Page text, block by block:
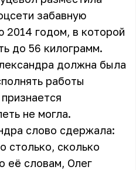
забавную
2014 годом, в которой
до 56 килограмм.
должна была
работы
не могла.
слово сдержала:
столько, сколько
её словам, Олег